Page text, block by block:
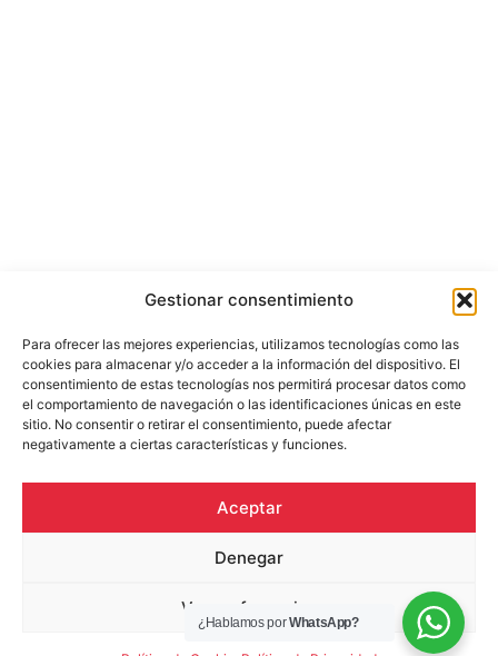
Gestionar consentimiento
Para ofrecer las mejores experiencias, utilizamos tecnologías como las
cookies para almacenar y/o acceder a la información del dispositivo. El
consentimiento de estas tecnologías nos permitirá procesar datos como
el comportamiento de navegación o las identificaciones únicas en este
sitio. No consentir o retirar el consentimiento, puede afectar
negativamente a ciertas características y funciones.
Aceptar
Denegar
Ver preferencias
¿Hablamos porWhatsApp?